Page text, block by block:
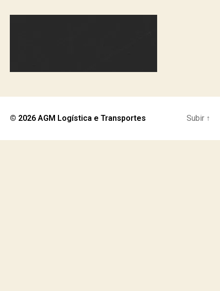
© 2026 AGM Logística e Transportes Subir ↑